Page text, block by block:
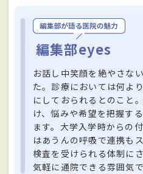
編集部eyes
お話し中笑顔を絶やさな
た。診療においては何よ
にしておられるとのこと
け、悩みや希望を把握す
ます。大学入学時からの
はあうんの呼吸で連携も
検査を受けられる体制に
気軽に通院できる雰囲気で